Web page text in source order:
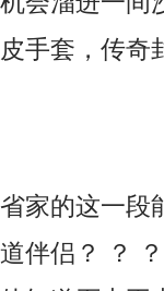
手套，传奇
家的这一段
伴侣？ ？